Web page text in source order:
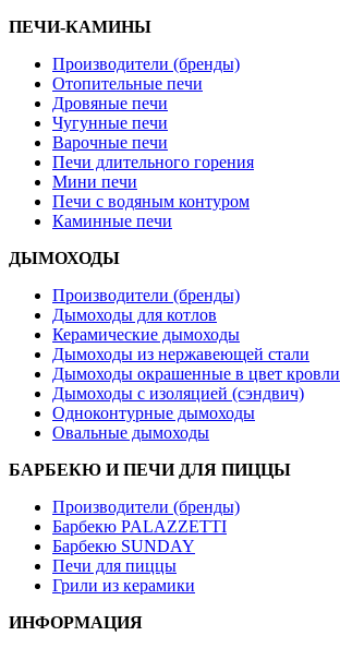
ПЕЧИ-КАМИНЫ
Производители (бренды)
Отопительные печи
Дровяные печи
Чугунные печи
Варочные печи
Печи длительного горения
Мини печи
Печи с водяным контуром
Каминные печи
ДЫМОХОДЫ
Производители (бренды)
Дымоходы для котлов
Керамические дымоходы
Дымоходы из нержавеющей стали
Дымоходы окрашенные в цвет кровли
Дымоходы с изоляцией (сэндвич)
Одноконтурные дымоходы
Овальные дымоходы
БАРБЕКЮ И ПЕЧИ ДЛЯ ПИЦЦЫ
Производители (бренды)
Барбекю PALAZZETTI
Барбекю SUNDAY
Печи для пиццы
Грили из керамики
ИНФОРМАЦИЯ